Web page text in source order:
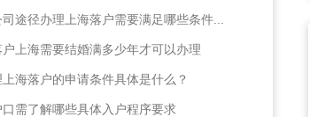
途径办理上海落户需要满足哪些条件...
上海需要结婚满多少年才可以办理
海落户的申请条件具体是什么？
需了解哪些具体入户程序要求